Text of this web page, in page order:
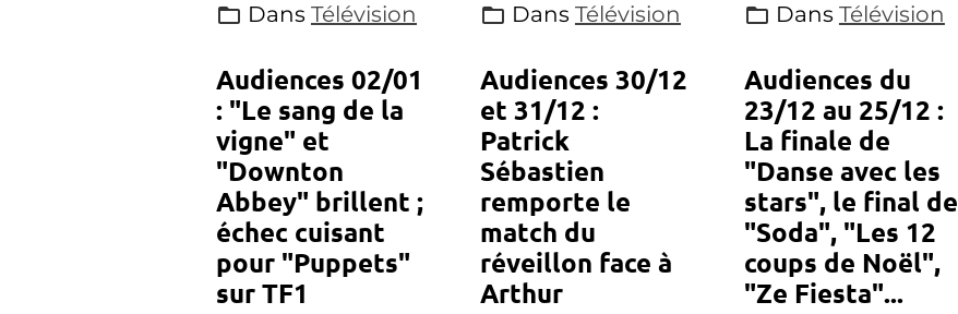
Dans Télévision
Audiences 02/01
: "Le sang de la
vigne" et
"Downton
Abbey" brillent ;
échec cuisant
pour "Puppets"
sur TF1
Dans Télévision
Audiences 30/12
et 31/12 :
Patrick
Sébastien
remporte le
match du
réveillon face à
Arthur
Dans Télévision
Audiences du
23/12 au 25/12 :
La finale de
"Danse avec les
stars", le final de
"Soda", "Les 12
coups de Noël",
"Ze Fiesta"...